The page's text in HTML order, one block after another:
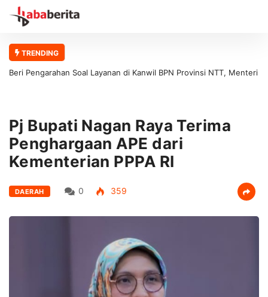
TRENDING
Beri Pengarahan Soal Layanan di Kanwil BPN Provinsi NTT, Menteri
Pj Bupati Nagan Raya Terima
Penghargaan APE dari
Kementerian PPPA RI
DAERAH 0 359